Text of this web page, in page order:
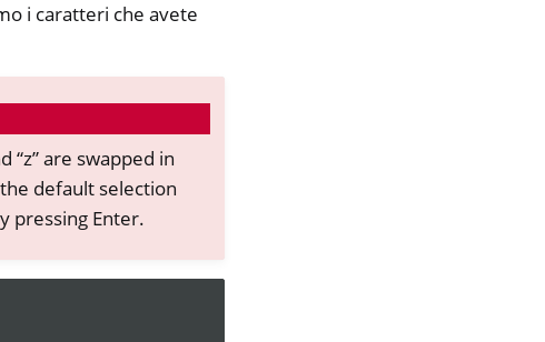
i caratteri che avete
“z” are swapped in
default selection
pressing Enter.